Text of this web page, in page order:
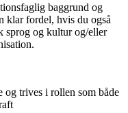
baggrund og
klar fordel, hvis du også
sprog og kultur og/eller
og trives i rollen som både